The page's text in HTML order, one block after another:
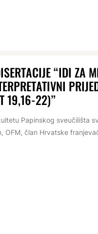
“IDI ZA
19,16-22)”
Papinskog sveučilišta
OFM, član Hrvatske